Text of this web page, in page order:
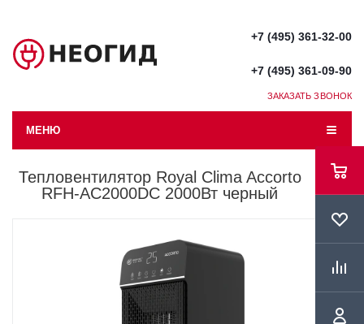
+7 (495) 361-32-00
+7 (495) 361-09-90
ЗАКАЗАТЬ ЗВОНОК
МЕНЮ
Тепловентилятор Royal Clima Accorto
RFH-AC2000DC 2000Вт черный